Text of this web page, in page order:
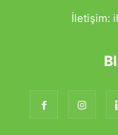
İletişim: